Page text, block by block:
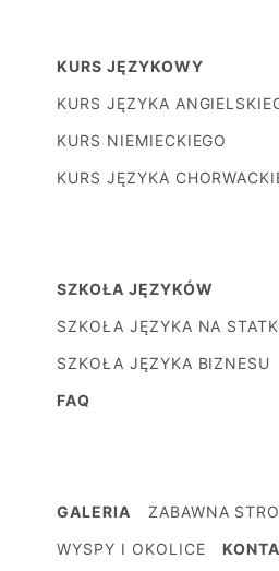
KURS JĘZYKOWY
KURS JĘZYKA
KURS NIEMIECKIEGO
KURS JĘZYKA
SZKOŁA JĘZYKÓW
SZKOŁA JĘZYKA NA
SZKOŁA JĘZYKA BIZNESU
FAQ
GALERIA ZABAWNA
WYSPY I OKOLICE